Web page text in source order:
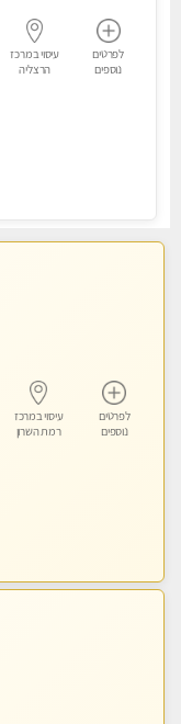
לפרטים
נוספים
עיסוי במרכז
הרצליה
לפרטים
נוספים
עיסוי במרכז
רמת השרון